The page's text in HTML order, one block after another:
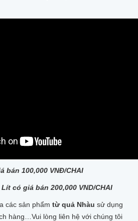
bán 100,000 VNĐ/CHAI
có giá bán 200,000 VND/CHAI
các sản phẩm từ quả Nhàu sử dụng
hàng…Vui lòng liên hệ với chúng tôi